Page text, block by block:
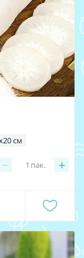
см
− +
1 пак.